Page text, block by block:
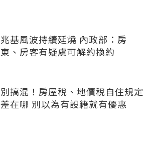
兆基風波持續延燒 內政部：房
東、房客有疑慮可解約換約
別搞混！房屋稅、地價稅自住規定
差在哪 別以為有設籍就有優惠